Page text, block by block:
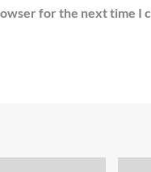
for the next time I